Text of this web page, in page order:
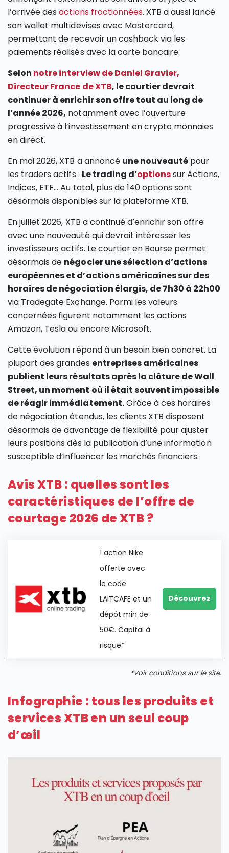
l’arrivée desactions fractionnées. XTB a aussi lancé
son wallet multidevises avec Mastercard,
permettant de recevoir un cashback via les
paiements réalisés avec la carte bancaire.
Selon notre interview de Daniel Gravier,
Directeur France de XTB, le courtier devrait
continuer à enrichir son offre tout au long de
l’année 2026, notamment avec l’ouverture
progressive à l’investissement en crypto monnaies
en direct.
En mai 2026, XTB a annoncé une nouveauté pour
les traders actifs : Le trading d’optionssur Actions,
Indices, ETF… Au total, plus de 140 options sont
désormais disponibles sur la plateforme XTB.
En juillet 2026, XTB a continué d’enrichir son offre
avec une nouveauté qui devrait intéresser les
investisseurs actifs. Le courtier en Bourse permet
désormais de négocier une sélection d’actions
européennes et d’actions américaines sur des
horaires de négociation élargis, de 7h30 à 22h00
via Tradegate Exchange. Parmi les valeurs
concernées figurent notamment les actions
Amazon, Tesla ou encore Microsoft.
Cette évolution répond à un besoin bien concret. La
plupart des grandes entreprises américaines
publient leurs résultats après la clôture de Wall
Street, un moment où il était souvent impossible
de réagir immédiatement.Grâce à ces horaires
de négociation étendus, les clients XTB disposent
désormais de davantage de flexibilité pour ajuster
leurs positions dès la publication d’une information
susceptible d’influencer les marchés financiers.
Avis XTB : quelles sont les
caractéristiques de l’offre de
courtage 2026 de XTB ?
1 action Nike
offerte avec
le code
LAITCAFE et un
dépôt min de
50€. Capital à
risque*
Découvrez
*Voir conditions sur le site.
Infographie : tous les produits et
services XTB en un seul coup
d’œil